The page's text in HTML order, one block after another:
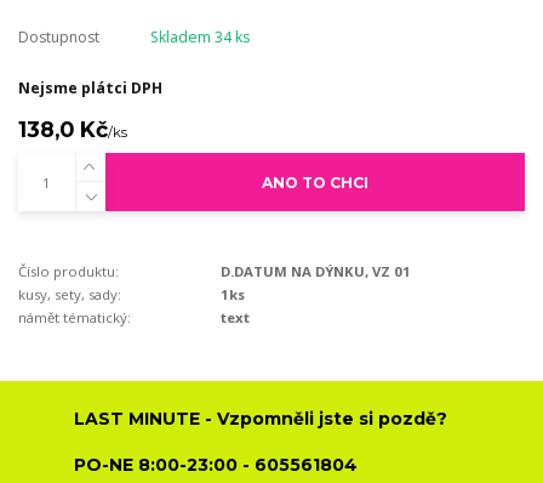
Dostupnost Skladem 34 ks
Nejsme plátci DPH
138,0 Kč/ks
ANO TO CHCI
Číslo produktu:
D.DATUM NA DÝNKU, VZ 01
kusy, sety, sady:
1ks
námět tématický:
text
LAST MINUTE - Vzpomněli jste si pozdě?
PO-NE 8:00-23:00 - 605561804